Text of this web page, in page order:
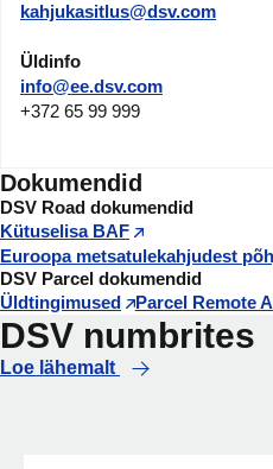
kahjukasitlus@dsv.com
Üldinfo
info@ee.dsv.com
+372 65 99 999
Dokumendid
DSV Road dokumendid
Kütuselisa BAF
Euroopa metsatulekahjudest
DSV Parcel dokumendid
Üldtingimused
Parcel Remote
DSV numbrites
Loe lähemalt